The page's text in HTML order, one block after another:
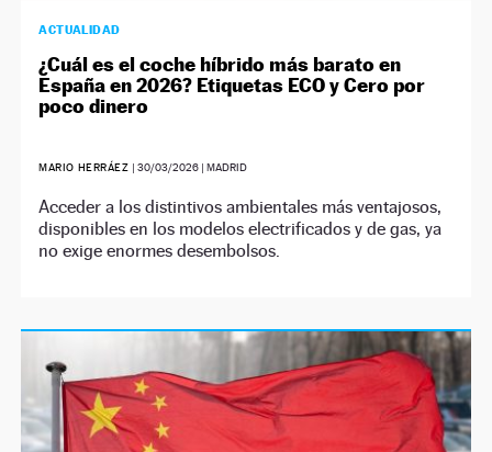
ACTUALIDAD
¿Cuál es el coche híbrido más barato en
España en 2026? Etiquetas ECO y Cero por
poco dinero
MARIO HERRÁEZ | 30/03/2026| MADRID
Acceder a los distintivos ambientales más ventajosos,
disponibles en los modelos electrificados y de gas, ya
no exige enormes desembolsos.